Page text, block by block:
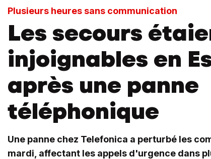
Plusieurs heures sans communication
Les secours
injoignables en
après une panne
téléphonique
Une panne chez Telefonica a perturbé les
mardi, affectant les appels d'urgence dans